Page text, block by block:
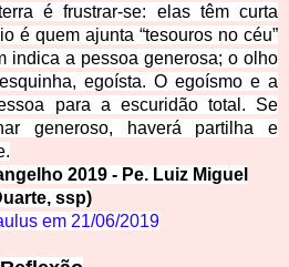
é frustrar-se: elas têm curta
é quem ajunta “tesouros no céu”
indica a pessoa generosa; o olho
egoísta. O egoísmo e a
para a escuridão total. Se
generoso, haverá partilha e
2019 - Pe. Luiz Miguel
ssp)
em 21/06/2019